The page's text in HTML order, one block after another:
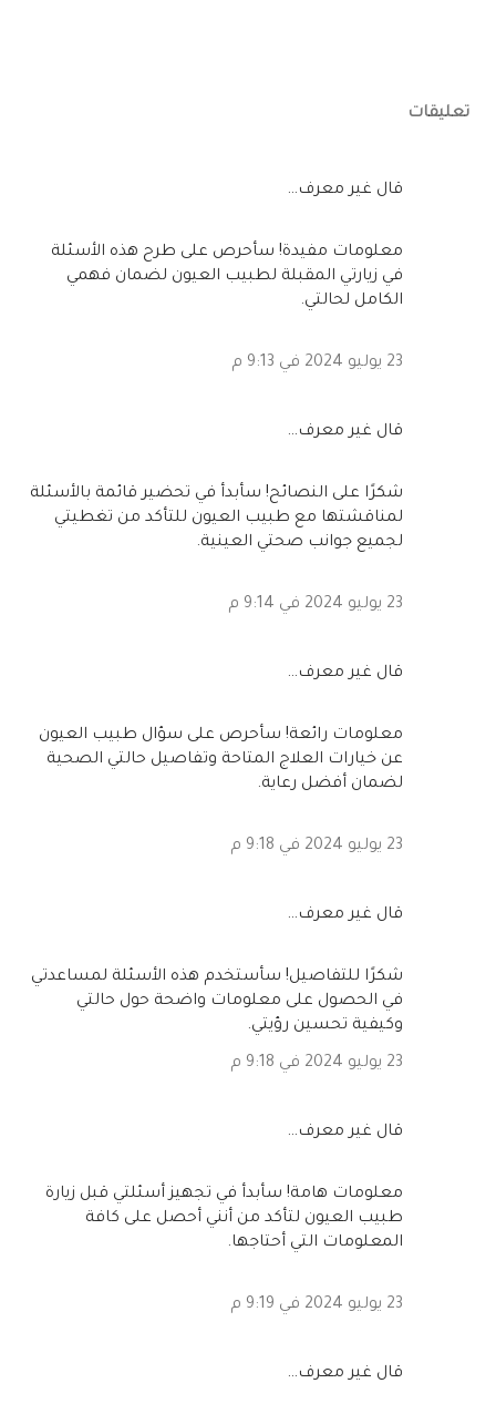
تعليقات
‏قال غير معرف…
معلومات مفيدة! سأحرص على طرح هذه الأسئلة
في زيارتي المقبلة لطبيب العيون لضمان فهمي
الكامل لحالتي.
23 يوليو 2024 في 9:13 م
‏قال غير معرف…
شكرًا على النصائح! سأبدأ في تحضير قائمة بالأسئلة
لمناقشتها مع طبيب العيون للتأكد من تغطيتي
لجميع جوانب صحتي العينية.
23 يوليو 2024 في 9:14 م
‏قال غير معرف…
معلومات رائعة! سأحرص على سؤال طبيب العيون
عن خيارات العلاج المتاحة وتفاصيل حالتي الصحية
لضمان أفضل رعاية.
23 يوليو 2024 في 9:18 م
‏قال غير معرف…
شكرًا للتفاصيل! سأستخدم هذه الأسئلة لمساعدتي
في الحصول على معلومات واضحة حول حالتي
وكيفية تحسين رؤيتي.
23 يوليو 2024 في 9:18 م
‏قال غير معرف…
معلومات هامة! سأبدأ في تجهيز أسئلتي قبل زيارة
طبيب العيون لتأكد من أنني أحصل على كافة
المعلومات التي أحتاجها.
23 يوليو 2024 في 9:19 م
‏قال غير معرف…